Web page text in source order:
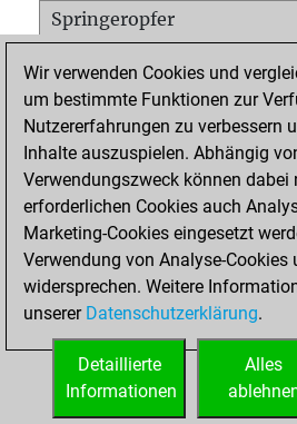
Springeropfer
Matt auf vollem Brett
Bauer setzt Matt
Erstickte Matts
Unterverwandlungen
Türme auf der siebten
STARTSEITE
Wir verwenden Cookies und
um bestimmte Funktionen zur
Nutzererfahrungen zu verbessern
Inhalte auszuspielen. Abhängig
Verwendungszweck können dabei
erforderlichen Cookies auch
Marketing-Cookies eingesetzt
Verwendung von Analyse-Cookies
widersprechen. Weitere
unserer Datenschutzerklärung.
Alles
Detaillierte
Informationen